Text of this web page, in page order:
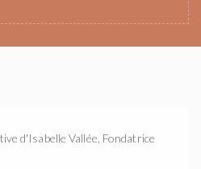
d'Isabelle Vallée, Fondatrice